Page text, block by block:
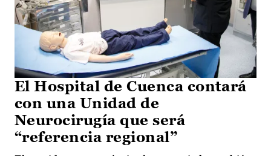
El Hospital de Cuenca contará
con una Unidad de
Neurocirugía que será
“referencia regional”